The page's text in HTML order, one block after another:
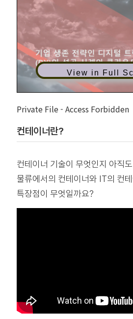
View in Full
Private File - Access Forbidden
컨테이너란?
컨테이너 기술이 무엇인지 아직
물류에서의 컨테이너와 IT의 컨
특장점이 무엇일까요?